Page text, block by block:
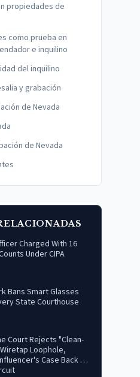
propiedades de
como prueba en
e inquilino
del inquilino
y grabación
de Nevada
de Nevada
Charged With 16
Under CIPA
Bans Smart Glasses
State Courthouse
Court Rejects "Clean-
Loophole,
Case Back to